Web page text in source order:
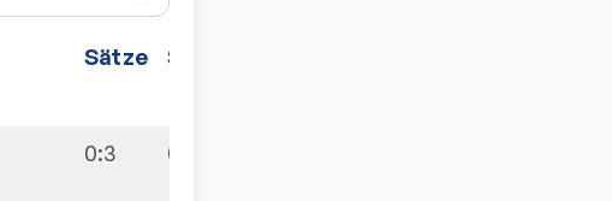
Sätze Spiele
0:3 0:10